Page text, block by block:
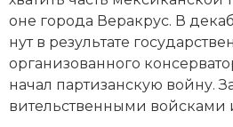
Новая история
Новейшая история
Нумизматика
оне города Ве­рак­рус. В
нут в ре­зуль­та­те
ор­га­ни­зо­ван­но­го
на­чал пар­ти­зан­скую вой­ну.
ви­тельственными вой­ска­ми